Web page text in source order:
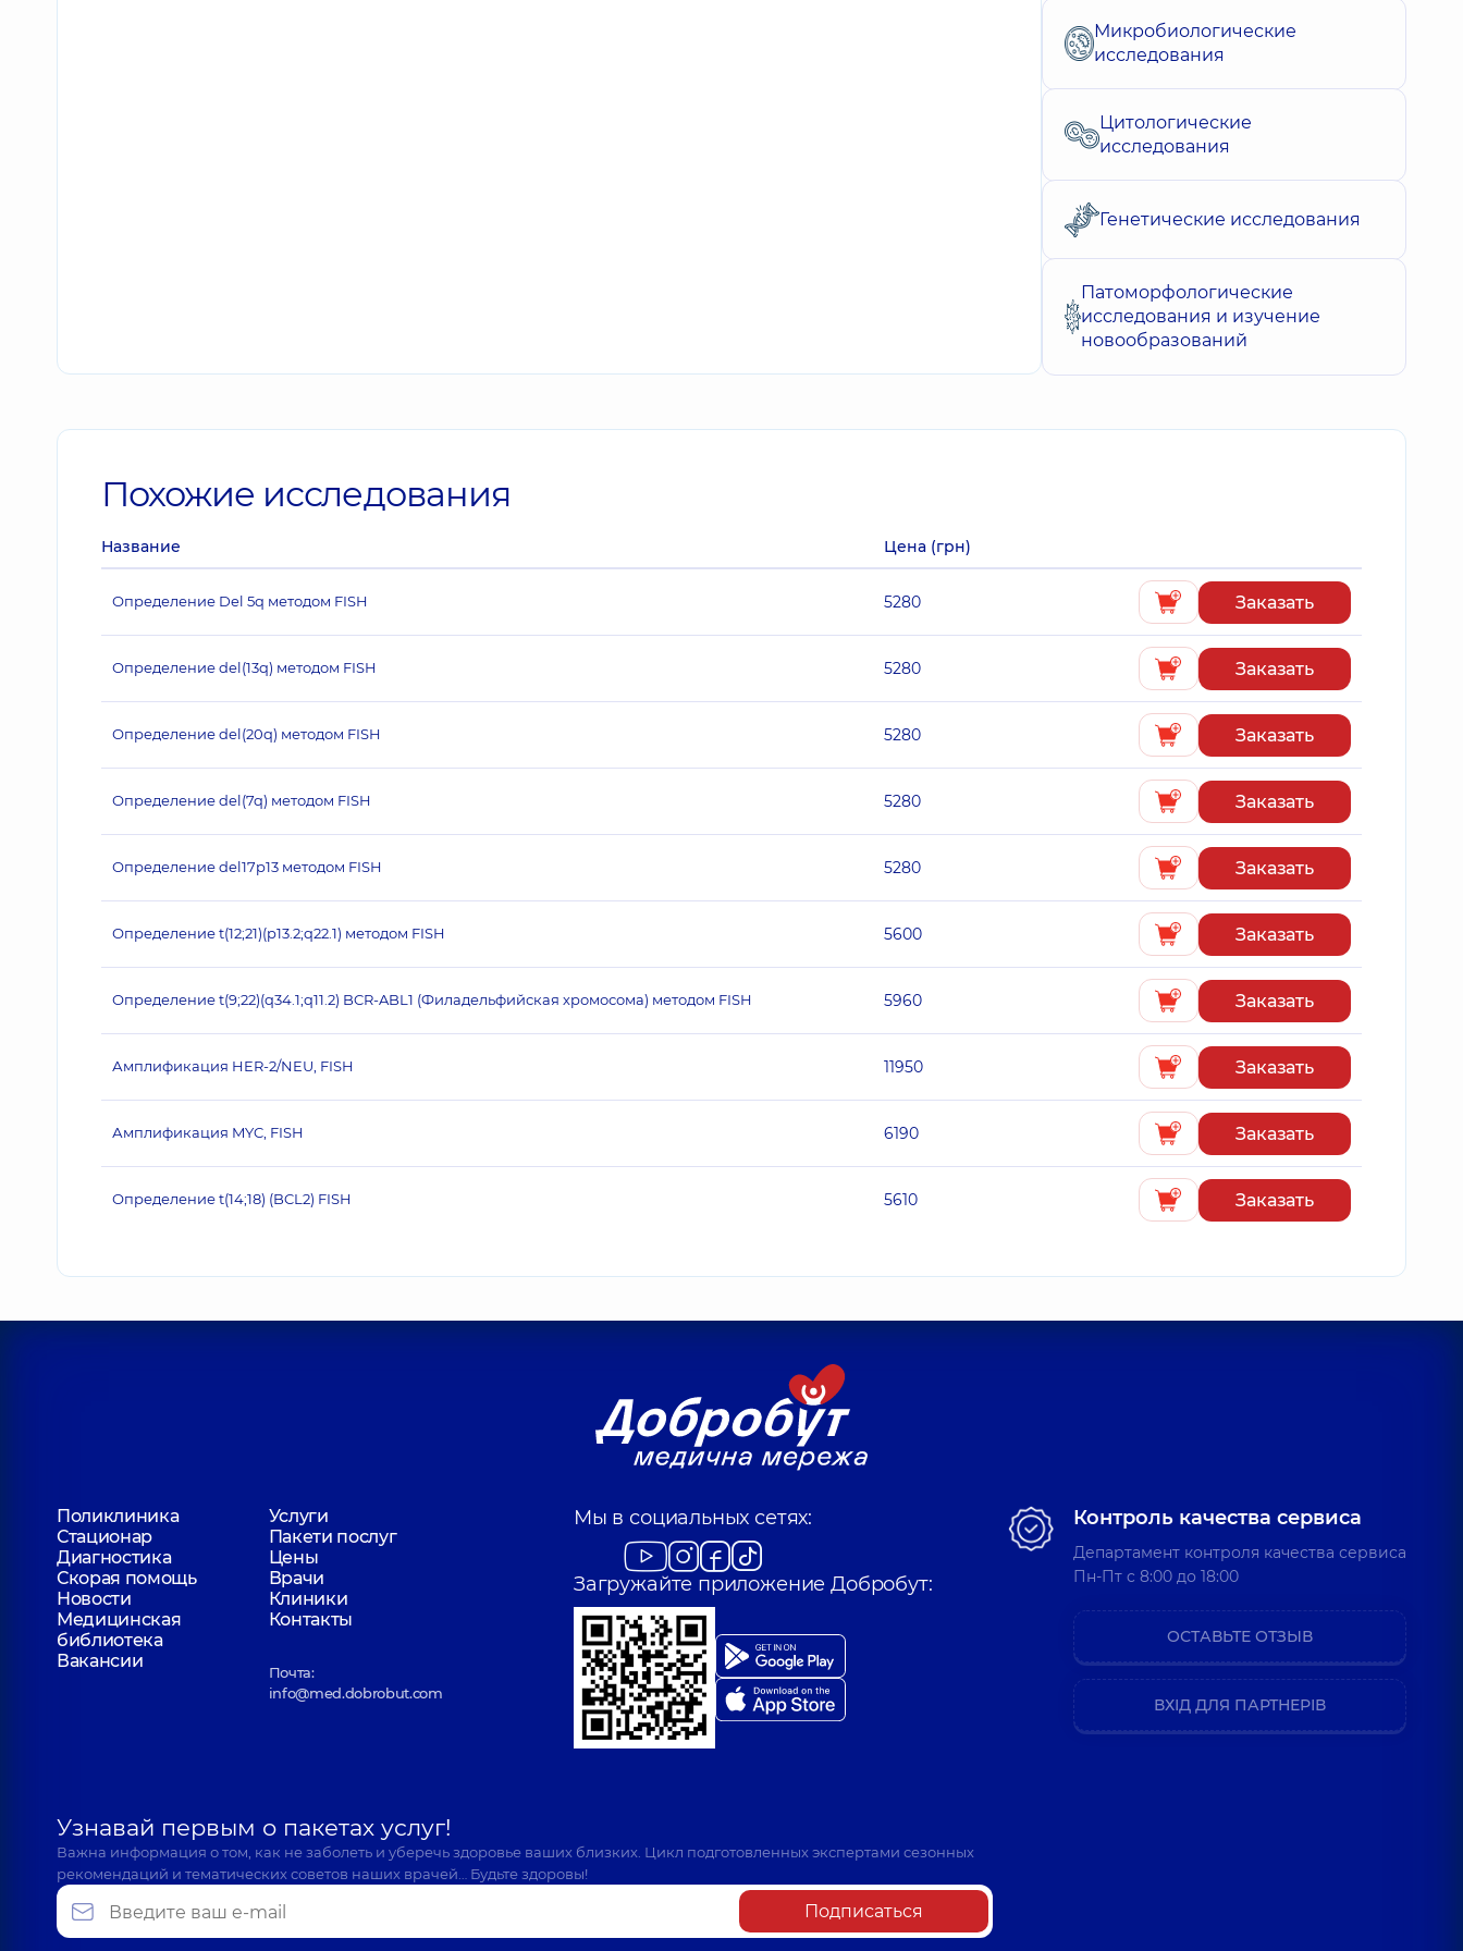
Микробиологические
исследования
Цитологические
исследования
Генетические исследования
Патоморфологические
исследования и изучение
новообразований
Похожие исследования
Название Цена (грн)
Определение Del 5q методом FISH 5280 Заказать
Определение del(13q) методом FISH 5280 Заказать
Определение del(20q) методом FISH 5280 Заказать
Определение del(7q) методом FISH 5280 Заказать
Определение del17p13 методом FISH 5280 Заказать
Определение t(12;21)(p13.2;q22.1) методом FISH 5600 Заказать
Определение t(9;22)(q34.1;q11.2) BCR-ABL1 (Филадельфийская хромосома) методом FISH 5960 Заказать
Амплификация HER‐2/NEU, FISH 11950 Заказать
Амплификация MYC, FISH 6190 Заказать
Определение t(14;18) (BCL2) FISH 5610 Заказать
Поликлиника
Услуги
Стационар
Пакети послуг
Диагностика
Цены
Скорая помощь
Врачи
Новости
Клиники
Медицинская
библиотека
Контакты
Вакансии
Почта:
info@med.dobrobut.com
Мы в социальных сетях:
Загружайте приложение Добробут:
Узнавай первым о пакетах услуг!
Важна информация о том, как не заболеть и уберечь здоровье ваших близких. Цикл подготовленных экспертами сезонных
рекомендаций и тематических советов наших врачей… Будьте здоровы!
Подписаться
Контроль качества сервиса
Департамент контроля качества сервиса
Пн-Пт c 8:00 до 18:00
ОСТАВЬТЕ ОТЗЫВ
ВХІД ДЛЯ ПАРТНЕРІВ